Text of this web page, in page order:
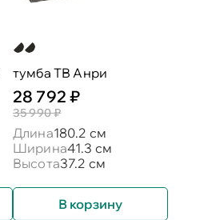
тумба ТВ Анри
28 792 ₽
35 990 ₽
Длина180.2 см
Ширина41.3 см
Высота37.2 см
В корзину